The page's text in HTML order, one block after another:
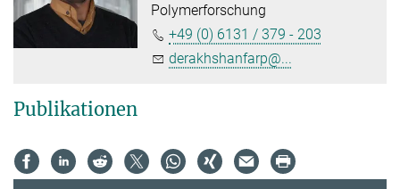
Polymerforschung
+49 (0) 6131 / 379 - 203
derakhshanfarp@...
Publikationen